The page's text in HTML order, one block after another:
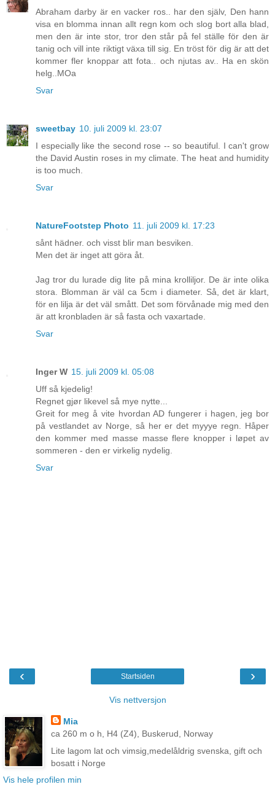
Abraham darby är en vacker ros.. har den själv, Den hann
visa en blomma innan allt regn kom och slog bort alla blad,
men den är inte stor, tror den står på fel ställe för den är
tanig och vill inte riktigt växa till sig. En tröst för dig är att det
kommer fler knoppar att fota.. och njutas av.. Ha en skön
helg..MOa
Svar
sweetbay 10. juli 2009 kl. 23:07
I especially like the second rose -- so beautiful. I can't grow
the David Austin roses in my climate. The heat and humidity
is too much.
Svar
NatureFootstep Photo 11. juli 2009 kl. 17:23
sånt hädner. och visst blir man besviken.
Men det är inget att göra åt.
Jag tror du lurade dig lite på mina krolliljor. De är inte olika
stora. Blomman är väl ca 5cm i diameter. Så, det är klart,
för en lilja är det väl smått. Det som förvånade mig med den
är att kronbladen är så fasta och vaxartade.
Svar
Inger W 15. juli 2009 kl. 05:08
Uff så kjedelig!
Regnet gjør likevel så mye nytte...
Greit for meg å vite hvordan AD fungerer i hagen, jeg bor
på vestlandet av Norge, så her er det myyye regn. Håper
den kommer med masse masse flere knopper i løpet av
sommeren - den er virkelig nydelig.
Svar
‹ ›
Startsiden
Vis nettversjon
Mia
ca 260 m o h, H4 (Z4), Buskerud, Norway
Lite lagom lat och vimsig,medelåldrig svenska, gift och
bosatt i Norge
Vis hele profilen min